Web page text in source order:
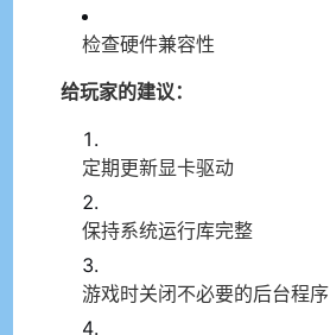
检查硬件兼容性
给玩家的建议：
定期更新显卡驱动
保持系统运行库完整
游戏时关闭不必要的后台程序